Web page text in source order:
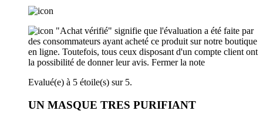
"Achat vérifié" signifie que l'évaluation a été faite par
des consommateurs ayant acheté ce produit sur notre boutique
en ligne. Toutefois, tous ceux disposant d'un compte client ont
la possibilité de donner leur avis. Fermer la note
Evalué(e) à 5 étoile(s) sur 5.
UN MASQUE TRES PURIFIANT